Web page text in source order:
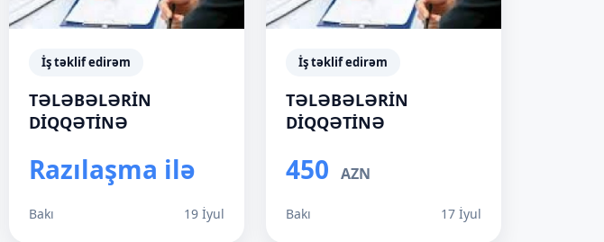
İş təklif edirəm
TƏLƏBƏLƏRİN
DİQQƏTİNƏ
Razılaşma ilə
Bakı 19 İyul
İş təklif edirəm
TƏLƏBƏLƏRİN
DİQQƏTİNƏ
450 AZN
Bakı 17 İyul